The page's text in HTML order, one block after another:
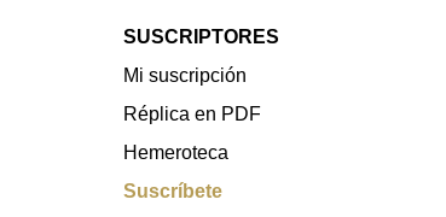
SUSCRIPTORES
Mi suscripción
Réplica en PDF
Hemeroteca
Suscríbete